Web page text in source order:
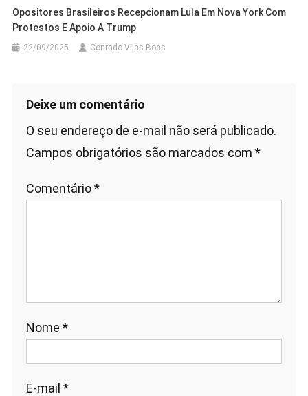
Opositores Brasileiros Recepcionam Lula Em Nova York Com
Protestos E Apoio A Trump
22/09/2025 Conrado Vilas Boas
Deixe um comentário
O seu endereço de e-mail não será publicado.
Campos obrigatórios são marcados com *
Comentário*
Nome *
E-mail *